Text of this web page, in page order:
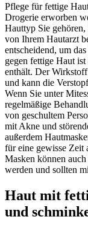
Pflege für fettige
Drogerie erworben
Hauttyp Sie
von Ihrem Hautarzt
entscheidend, um
gegen fettige Haut
enthält. Der
und kann die
Wenn Sie unter
regelmäßige
von geschultem
mit Akne und
außerdem
für eine gewisse Zeit
Masken können
werden und sollten
Haut mit
und